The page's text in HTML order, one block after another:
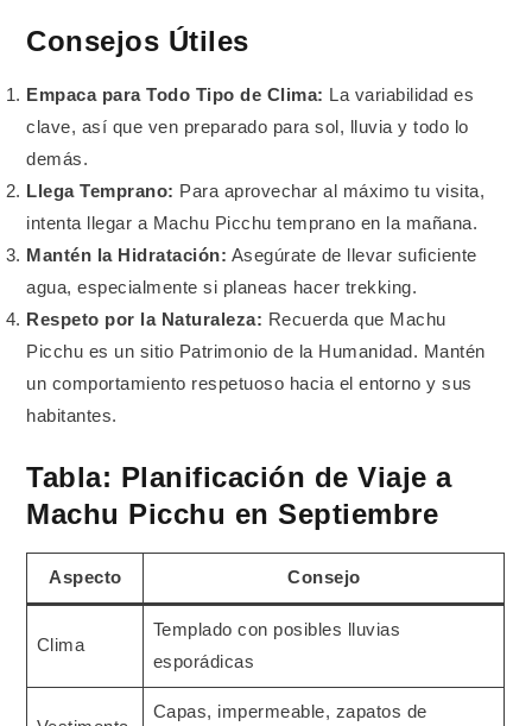
Consejos Útiles
Empaca para Todo Tipo de Clima: La variabilidad es
clave, así que ven preparado para sol, lluvia y todo lo
demás.
Llega Temprano: Para aprovechar al máximo tu visita,
intenta llegar a Machu Picchu temprano en la mañana.
Mantén la Hidratación: Asegúrate de llevar suficiente
agua, especialmente si planeas hacer trekking.
Respeto por la Naturaleza: Recuerda que Machu
Picchu es un sitio Patrimonio de la Humanidad. Mantén
un comportamiento respetuoso hacia el entorno y sus
habitantes.
Tabla: Planificación de Viaje a
Machu Picchu en Septiembre
Aspecto Consejo
Clima
Templado con posibles lluvias
esporádicas
Capas, impermeable, zapatos de